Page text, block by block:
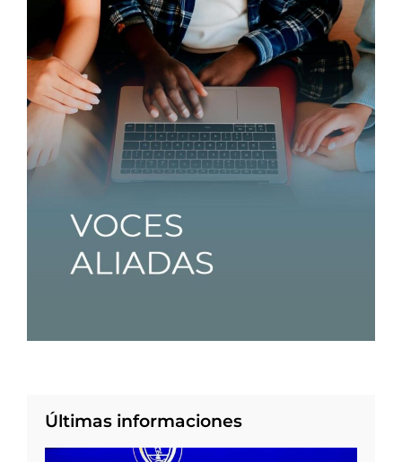
Últimas informaciones